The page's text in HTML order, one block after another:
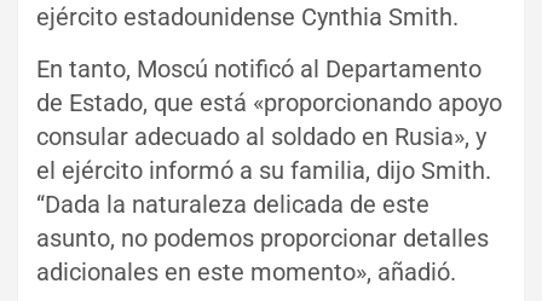
ejército estadounidense Cynthia Smith.
En tanto, Moscú notificó al Departamento
de Estado, que está «proporcionando apoyo
consular adecuado al soldado en Rusia», y
el ejército informó a su familia, dijo Smith.
“Dada la naturaleza delicada de este
asunto, no podemos proporcionar detalles
adicionales en este momento», añadió.